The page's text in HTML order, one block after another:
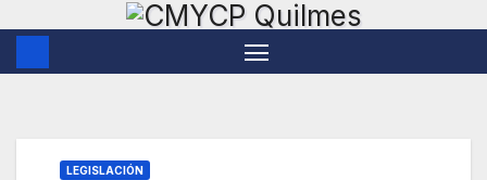
contenido
LEGISLACIÓN